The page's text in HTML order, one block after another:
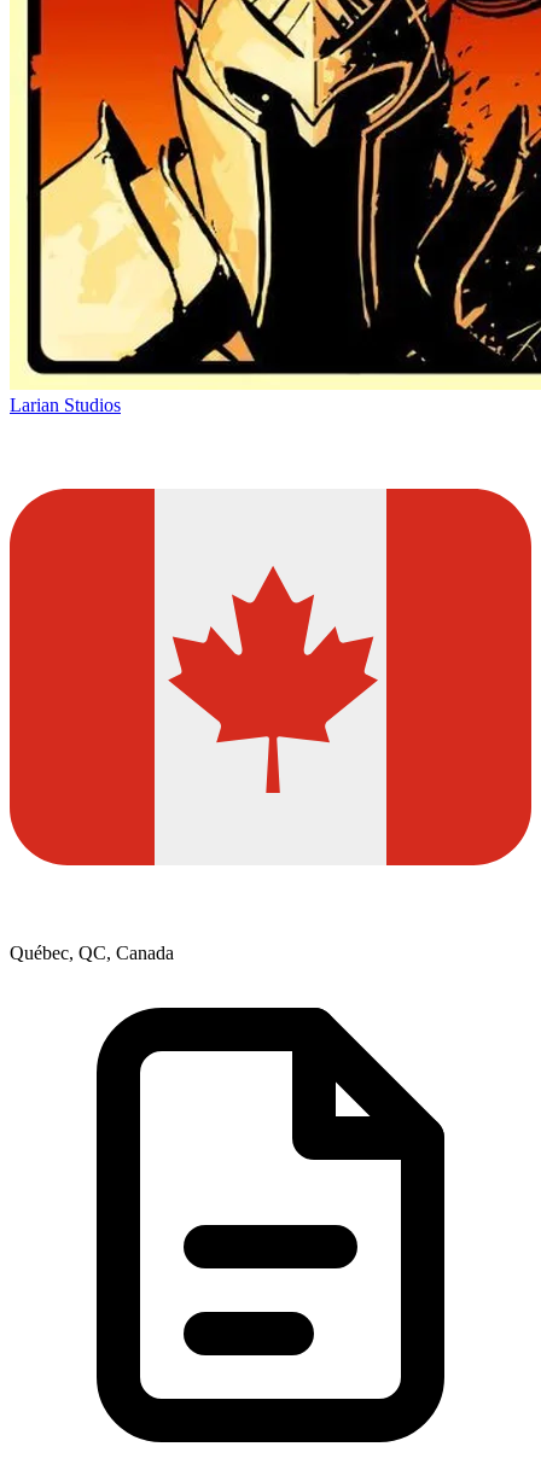
Larian Studios
Québec, QC, Canada